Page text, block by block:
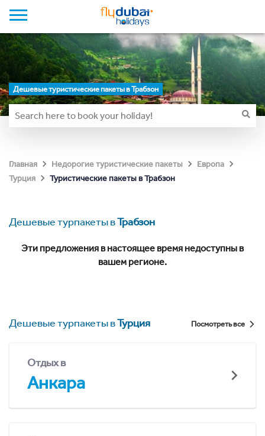
Дешевые туристические пакеты в Трабзон
Главная Недорогие туристические пакеты
Европа
Турция
Туристические пакеты в Трабзон
Дешевые турпакеты вТрабзон
Эти предложения в настоящее время недоступны в
вашем регионе.
Дешевые турпакеты вТурция Посмотреть все
Отдых в
Анкара